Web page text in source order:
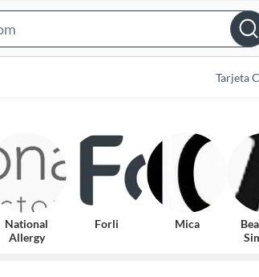
Bar
Tarjeta
National
Allergy
Forli Mica